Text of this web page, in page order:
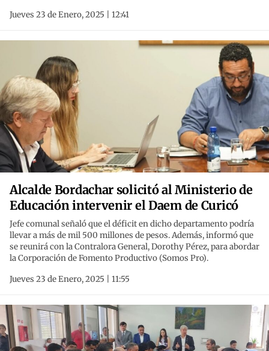
Jueves 23 de Enero, 2025 | 12:41
Alcalde Bordachar solicitó al Ministerio de
Educación intervenir el Daem de Curicó
Jefe comunal señaló que el déficit en dicho departamento podría
llevar a más de mil 500 millones de pesos. Además, informó que
se reunirá con la Contralora General, Dorothy Pérez, para abordar
la Corporación de Fomento Productivo (Somos Pro).
Jueves 23 de Enero, 2025 | 11:55